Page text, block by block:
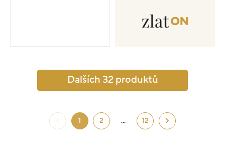
Dalších 32 produktů
1 2 ... 12